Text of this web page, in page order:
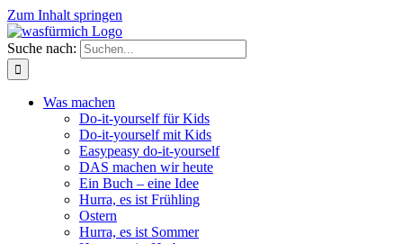
Zum Inhalt springen
Suche nach:
Was machen
Do-it-yourself für Kids
Do-it-yourself mit Kids
Easypeasy do-it-yourself
DAS machen wir heute
Ein Buch – eine Idee
Hurra, es ist Frühling
Ostern
Hurra, es ist Sommer